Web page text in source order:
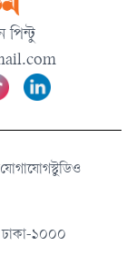
পিন্টু
যোগাযোগস্টুডিও
১০০০